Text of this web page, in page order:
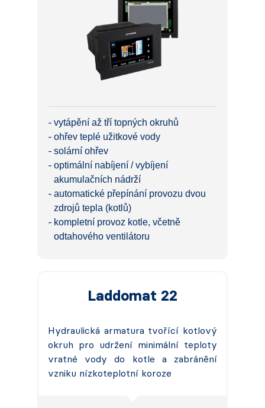
vytápění až tří topných okruhů
ohřev teplé užitkové vody
solární ohřev
optimální nabíjení / vybíjení
akumulačních nádrží
automatické přepínání provozu dvou
zdrojů tepla (kotlů)
kompletní provoz kotle, včetně
odtahového ventilátoru
Laddomat 22
Hydraulická armatura tvořící kotlový
okruh pro udržení minimální teploty
vratné vody do kotle a zabránění
vzniku nízkoteplotní koroze